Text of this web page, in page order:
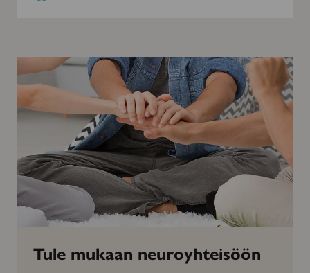
Tule mukaan neuroyhteisöön